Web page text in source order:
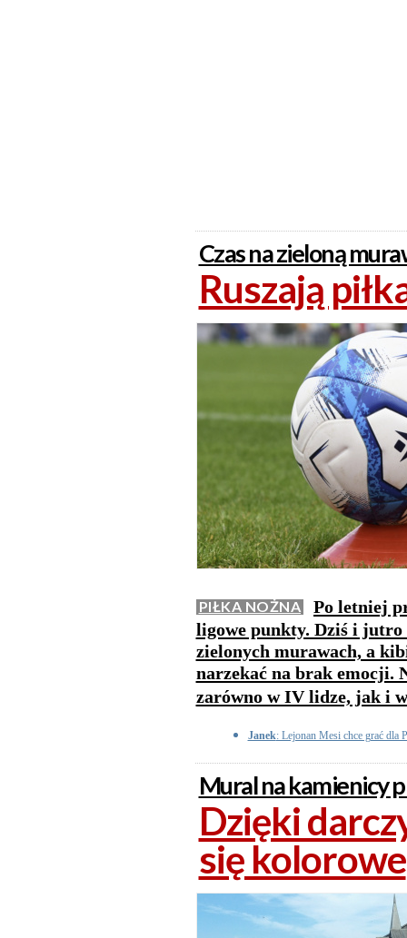
Czas na zieloną
Ruszają
PIŁKA NOŻNA
Po letniej
ligowe punkty. Dziś i jutro
zielonych murawach, a
narzekać na brak emocji.
zarówno w IV lidze, jak i
Janek: Lejonan Mesi chce grać dla
Mural na kamienicy
Dzięki
się kolorowe